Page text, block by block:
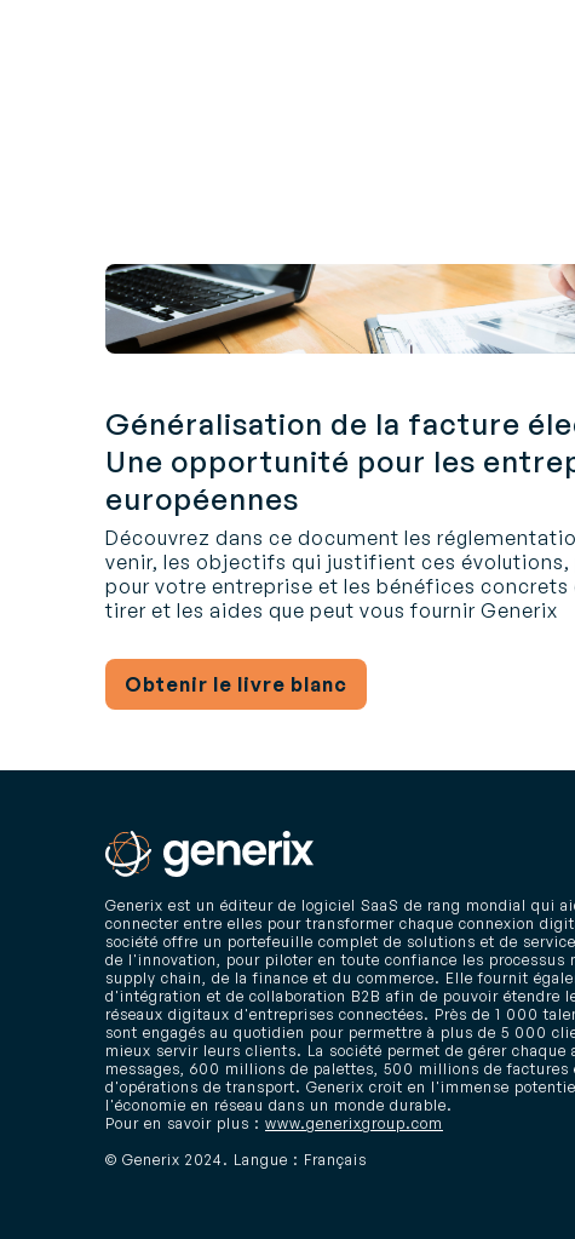
Généralisation de la facture
Une opportunité pour les
européennes
Découvrez dans ce document les
venir, les objectifs qui justifient ces évolutions,
pour votre entreprise et les bénéfices concrets
tirer et les aides que peut vous fournir Generix
Obtenir le livre blanc
Generix est un éditeur de logiciel SaaS de rang mondial qui
connecter entre elles pour transformer chaque connexion
société offre un portefeuille complet de solutions et de
de l'innovation, pour piloter en toute confiance les processus
supply chain, de la finance et du commerce. Elle fournit
d'intégration et de collaboration B2B afin de pouvoir étendre
réseaux digitaux d'entreprises connectées. Près de 1 000
sont engagés au quotidien pour permettre à plus de 5 000
mieux servir leurs clients. La société permet de gérer chaque
messages, 600 millions de palettes, 500 millions de
d'opérations de transport. Generix croit en l'immense
l'économie en réseau dans un monde durable.
Pour en savoir plus : www.generixgroup.com
© Generix 2024. Langue : Français